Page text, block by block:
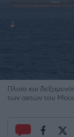
Πλοία και
των ακτών του